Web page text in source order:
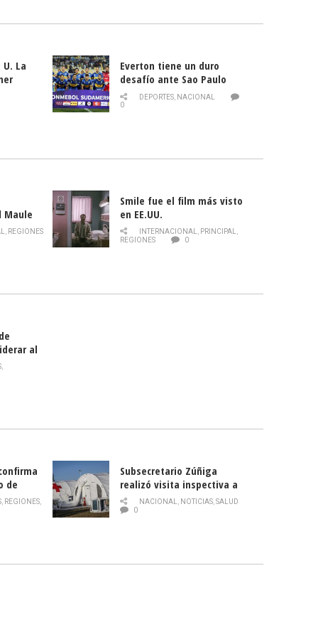
La
Everton tiene un duro
desafío ante Sao Paulo
DEPORTES, NACIONAL
0
Maule
de la
, REGIONES
Smile fue el film más visto
en EE.UU.
INTERNACIONAL, PRINCIPAL,
REGIONES
0
al
,
de
, REGIONES,
Subsecretario Zúñiga
realizó visita inspectiva a
Hospital Modular Sótero del
Río
NACIONAL, NOTICIAS,SALUD
0